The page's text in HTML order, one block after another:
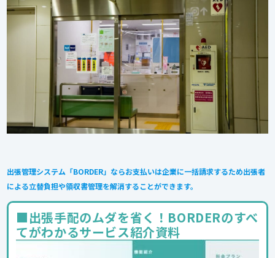
出張管理システム「BORDER」ならお支払いは企業に一括請求するため出張者
による立替負担や領収書管理を解消することができます。
■出張手配のムダを省く！BORDERのすべ
てがわかるサービス紹介資料